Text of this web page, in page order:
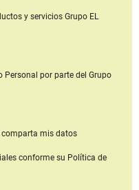
y serviciosGrupo EL
Personal por parte del Grupo
comparta mis datos
conforme su Política de